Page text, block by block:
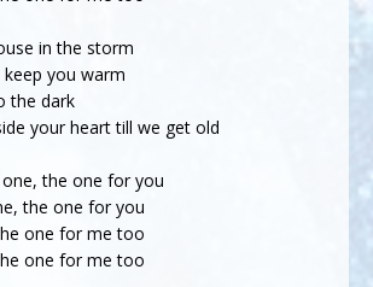
in the storm
you warm
the dark
your heart till we get old
the one for you
the one for you
one for me too
one for me too